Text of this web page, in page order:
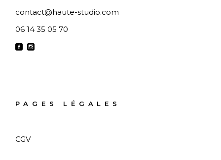
contact@haute-studio.com
06 14 35 05 70
PAGES LÉGALES
CGV